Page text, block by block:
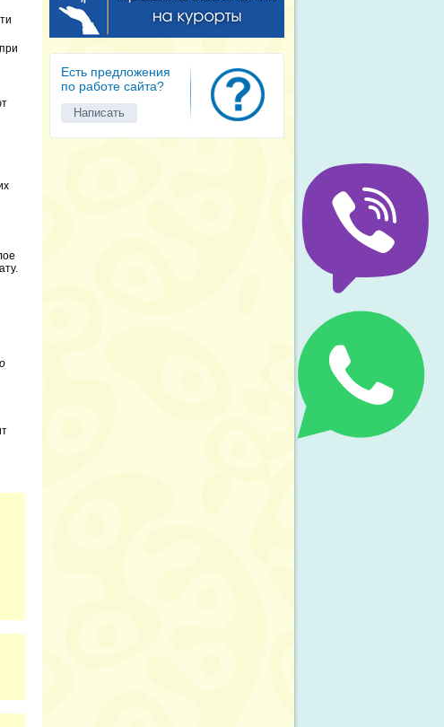
Есть предложения
по работе сайта?
Написать